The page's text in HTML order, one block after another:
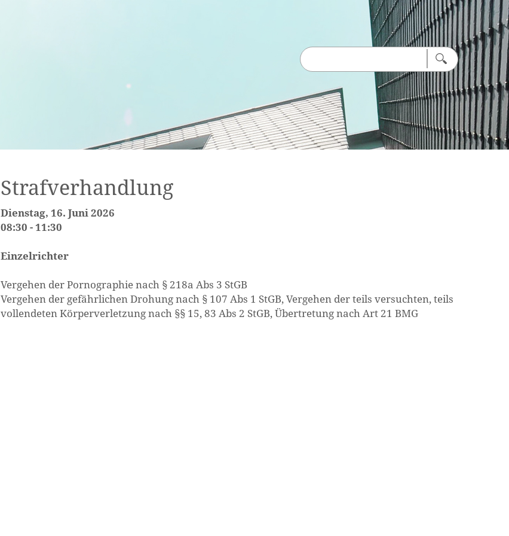
Strafverhandlung
Dienstag, 16. Juni 2026
08:30 - 11:30
Einzelrichter
Vergehen der Pornographie nach § 218a Abs 3 StGB
Vergehen der gefährlichen Drohung nach § 107 Abs 1 StGB, Vergehen der teils versuchten, teils
vollendeten Körperverletzung nach §§ 15, 83 Abs 2 StGB, Übertretung nach Art 21 BMG